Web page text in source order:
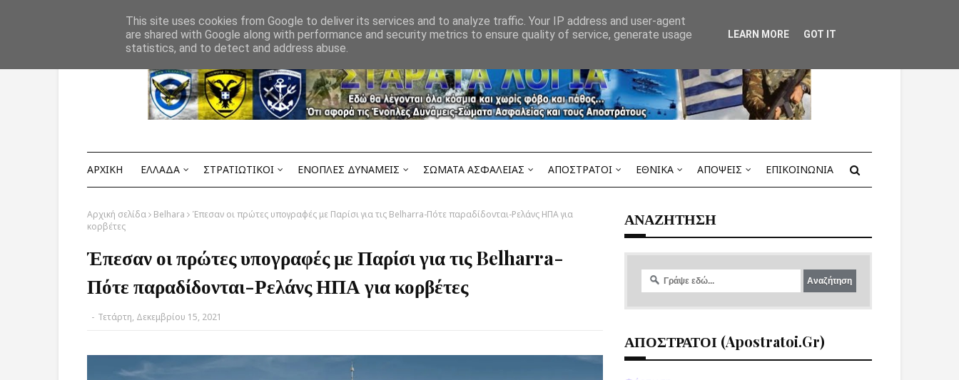
ΑΡΧΙΚΗ ΕΛΛΑΔΑ ΣΤΡΑΤΙΩΤΙΚΟΙ ΕΝΟΠΛΕΣ ΔΥΝΑΜΕΙΣ ΣΩΜΑΤΑ ΑΣΦΑΛΕΙΑΣ ΑΠΟΣΤΡΑΤΟΙ ΕΘΝΙΚΑ ΑΠΟΨΕΙΣ ΕΠΙΚΟΙΝΩΝΙΑ
Αρχική σελίδα Belhara
Έπεσαν οι πρώτες υπογραφές με Παρίσι για τις Belharra-Πότε παραδίδονται-Ρελάνς ΗΠΑ για
κορβέτες
Έπεσαν οι πρώτες υπογραφές με Παρίσι για τις Belharra-
Πότε παραδίδονται-Ρελάνς ΗΠΑ για κορβέτες
- Τετάρτη, Δεκεμβρίου 15, 2021
ΑΝΑΖΗΤΗΣΗ
ΑΠΟΣΤΡΑΤΟΙ (apostratoi.gr)
This site uses cookies from Google to deliver its services and to analyze traffic. Your IP address and user-agent
are shared with Google along with performance and security metrics to ensure quality of service, generate usage
statistics, and to detect and address abuse.
LEARN MORE GOT IT